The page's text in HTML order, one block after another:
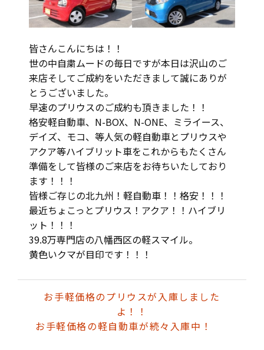
皆さんこんにちは！！
世の中自粛ムードの毎日ですが本日は沢山のご
来店そしてご成約をいただきまして誠にありが
とうございました。
早速のプリウスのご成約も頂きました！！
格安軽自動車、N-BOX、N-ONE、ミライース、
デイズ、モコ、等人気の軽自動車とプリウスや
アクア等ハイブリット車をこれからもたくさん
準備をして皆様のご来店をお待ちいたしており
ます！！！
皆様ご存じの北九州！軽自動車！！格安！！！
最近ちょこっとプリウス！アクア！！ハイブリ
ット！！！
39.8万専門店の八幡西区の軽スマイル。
黄色いクマが目印です！！！
お手軽価格のプリウスが入庫しました
よ！！
お手軽価格の軽自動車が続々入庫中！